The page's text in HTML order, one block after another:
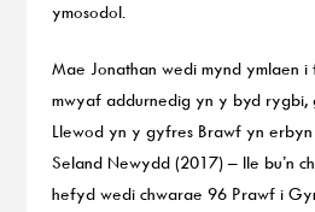
ymosodol.
Mae Jonathan wedi mynd ymlaen
mwyaf addurnedig yn y byd rygbi,
Llewod yn y gyfres Brawf yn
Seland Newydd (2017) – lle bu’n
hefyd wedi chwarae 96 Prawf i